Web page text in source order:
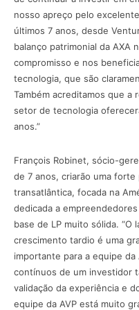
nosso apreço pelo
últimos 7 anos, desde
balanço patrimonial da AXA
compromisso e nos
tecnologia, que são
Também acreditamos que a
setor de tecnologia
anos.”
François Robinet, sócio-
de 7 anos, criarão uma
transatlântica, focada na
dedicada a
base de LP muito sólida. “O
crescimento tardio é uma
importante para a equipe da
contínuos de um investidor
validação da experiência e
equipe da AVP está muito